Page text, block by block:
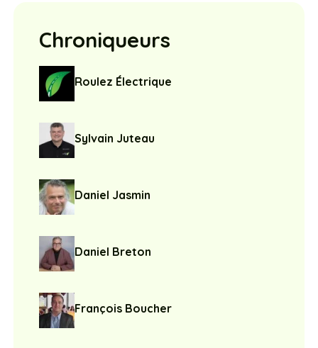
Chroniqueurs
Roulez Électrique
Sylvain Juteau
Daniel Jasmin
Daniel Breton
François Boucher